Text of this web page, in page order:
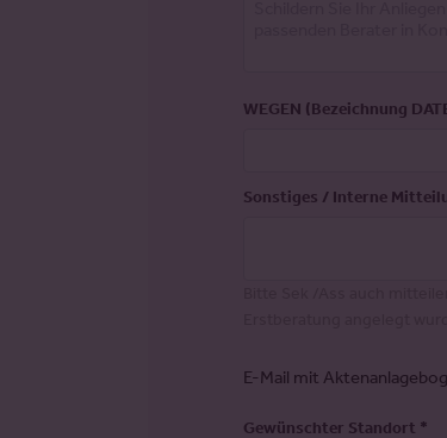
WEGEN (Bezeichnung
Sonstiges / Interne
E-Mail mit
Gewünschter Standort *